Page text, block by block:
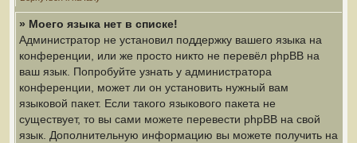
» Моего языка нет в списке!
Администратор не установил поддержку вашего языка на
конференции, или же просто никто не перевёл phpBB на
ваш язык. Попробуйте узнать у администратора
конференции, может ли он установить нужный вам
языковой пакет. Если такого языкового пакета не
существует, то вы сами можете перевести phpBB на свой
язык. Дополнительную информацию вы можете получить на